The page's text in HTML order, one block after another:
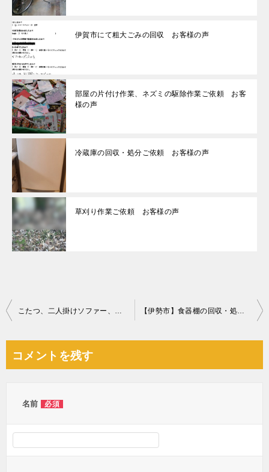
伊賀市にて粗大ごみの回収 お客様の声
部屋の片付け作業、ネズミの駆除作業ご依頼 お客
様の声
冷蔵庫の回収・処分ご依頼 お客様の声
草刈り作業ご依頼 お客様の声
投
ビ
こたつ、二人掛けソファー、テレビ台、折りたたみテーブル等の回収 【伊勢市】食器棚の回収・処分ご依頼 お客様の声
コメントを残す
名前 必須